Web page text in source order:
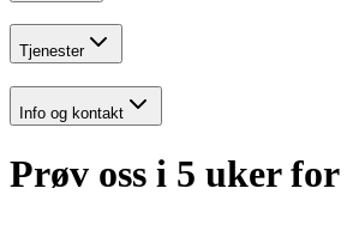
Tjenester
Info og kontakt
Prøv oss i 5 uker